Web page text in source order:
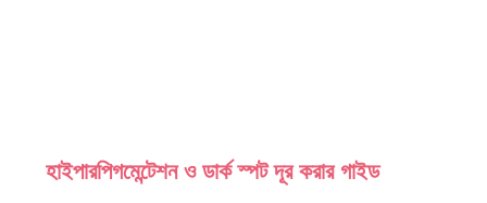
হাইপারপিগমেন্টেশন ও ডার্ক স্পট দূর করার গাইড